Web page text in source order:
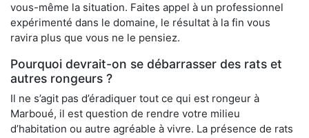
vous-même la situation. Faites appel à un professionnel
expérimenté dans le domaine, le résultat à la fin vous
ravira plus que vous ne le pensiez.
Pourquoi devrait-on se débarrasser des rats et
autres rongeurs ?
Il ne s’agit pas d’éradiquer tout ce qui est rongeur à
Marboué, il est question de rendre votre milieu
d’habitation ou autre agréable à vivre. La présence de rats